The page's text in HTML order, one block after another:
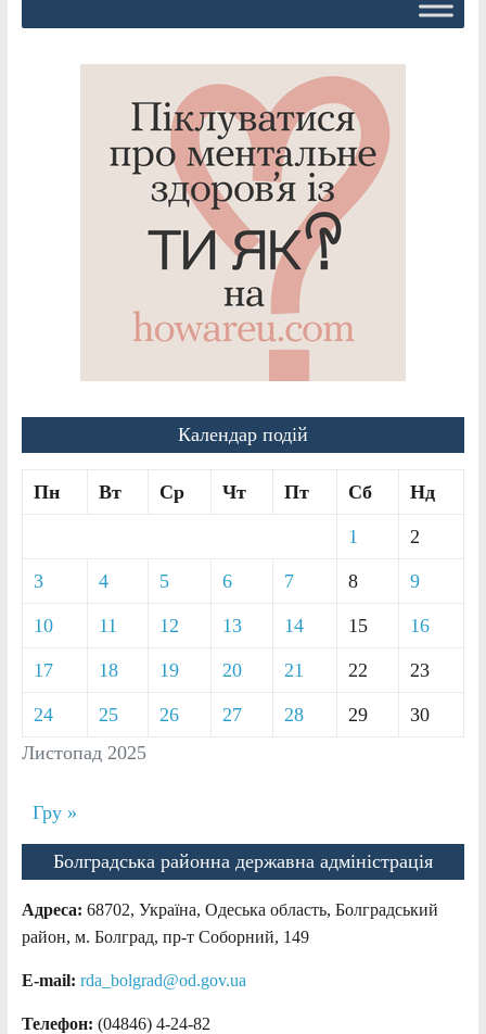
Календар подій
Листопад 2025
Пн Вт Ср Чт Пт Сб Нд
1 2
3 4 5 6 7 8 9
10 11 12 13 14 15 16
17 18 19 20 21 22 23
24 25 26 27 28 29 30
Гру »
Болградська районна державна адміністрація
Адреса: 68702, Україна, Одеська область, Болградський
район, м. Болград, пр-т Соборний, 149
E-mail: rda_bolgrad@od.gov.ua
Телефон: (04846) 4-24-82